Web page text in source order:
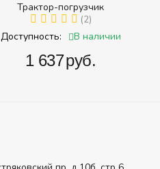
Трактор-погрузчик
(2)
Доступность: В наличии
‍1 637‍руб.